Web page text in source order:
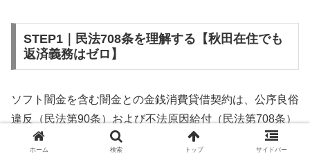
STEP1｜民法708条を理解する【秋田在住でも
返済義務はゼロ】
ソフト闇金を含む闇金との金銭消費貸借契約は、公序良俗
違反（民法第90条）および不法原因給付（民法第708条）
に該当するため、法的には無効です。秋田在住であっても
ホーム 検索 トップ サイドバー